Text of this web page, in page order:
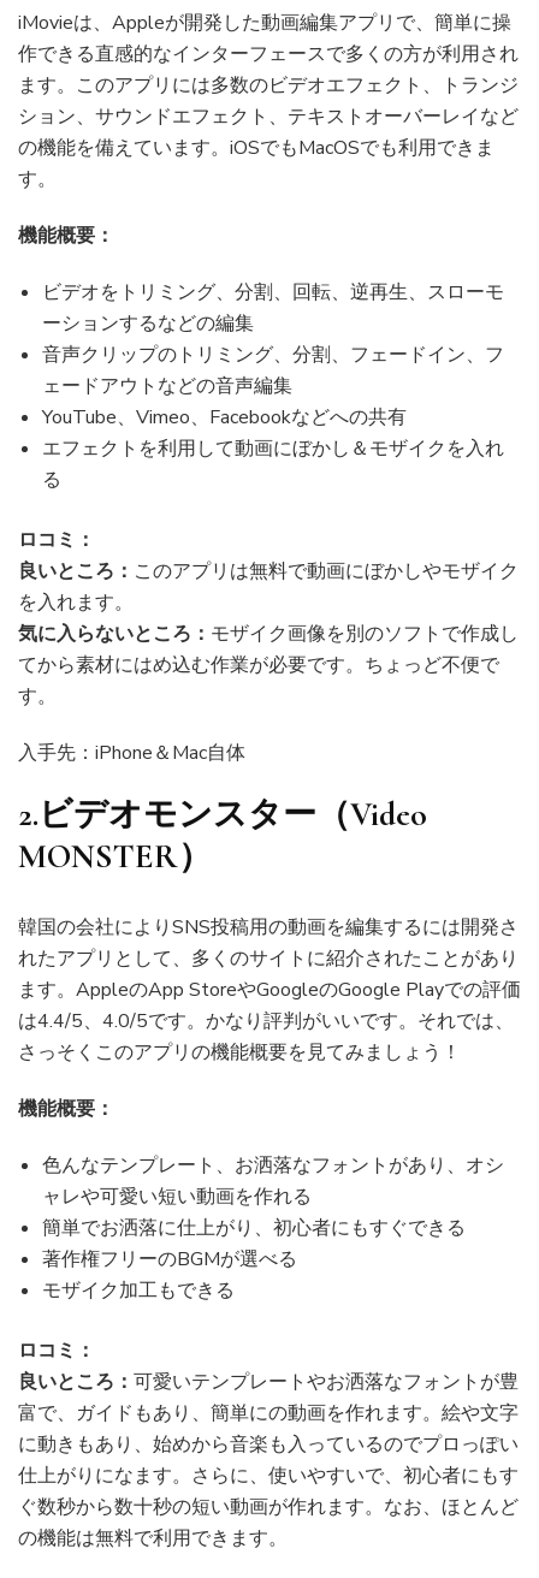
iMovieは、Appleが開発した動画編集アプリで、簡単に操
作できる直感的なインターフェースで多くの方が利用され
ます。このアプリには多数のビデオエフェクト、トランジ
ション、サウンドエフェクト、テキストオーバーレイなど
の機能を備えています。iOSでもMacOSでも利用できま
す。
機能概要：
ビデオをトリミング、分割、回転、逆再生、スローモ
ーションするなどの編集
音声クリップのトリミング、分割、フェードイン、フ
ェードアウトなどの音声編集
YouTube、Vimeo、Facebookなどへの共有
エフェクトを利用して動画にぼかし＆モザイクを入れ
る
ロコミ：
良いところ： このアプリは無料で動画にぼかしやモザイク
を入れます。
気に入らないところ： モザイク画像を別のソフトで作成し
てから素材にはめ込む作業が必要です。ちょっど不便で
す。
入手先：iPhone＆Mac自体
2.ビデオモンスター（Video
MONSTER）
韓国の会社によりSNS投稿用の動画を編集するには開発さ
れたアプリとして、多くのサイトに紹介されたことがあり
ます。AppleのApp StoreやGoogleのGoogle Playでの評価
は4.4/5、4.0/5です。かなり評判がいいです。それでは、
さっそくこのアプリの機能概要を見てみましょう！
機能概要：
色んなテンプレート、お洒落なフォントがあり、オシ
ャレや可愛い短い動画を作れる
簡単でお洒落に仕上がり、初心者にもすぐできる
著作権フリーのBGMが選べる
モザイク加工もできる
ロコミ：
良いところ： 可愛いテンプレートやお洒落なフォントが豊
富で、ガイドもあり、簡単にの動画を作れます。絵や文字
に動きもあり、始めから音楽も入っているのでプロっぽい
仕上がりになます。さらに、使いやすいで、初心者にもす
ぐ数秒から数十秒の短い動画が作れます。なお、ほとんど
の機能は無料で利用できます。